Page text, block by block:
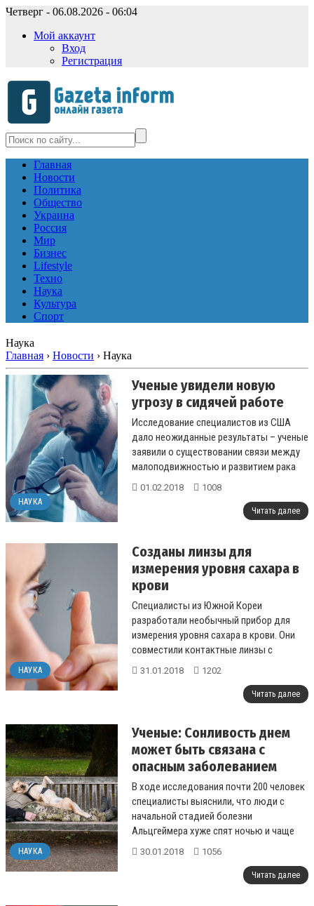
Четверг - 06.08.2026 - 06:04
Мой аккаунт
Вход
Регистрация
Главная
Новости
Политика
Общество
Украина
Россия
Мир
Бизнес
Lifestyle
Техно
Наука
Культура
Спорт
Наука
Главная › Новости › Наука
НАУКА
Ученые увидели новую
угрозу в сидячей работе
Исследование специалистов из США
дало неожиданные результаты – ученые
заявили о существовании связи между
малоподвижностью и развитием рака
органов мочевыделительной системы....
01.02.2018 1008
Читать далее
НАУКА
Созданы линзы для
измерения уровня сахара в
крови
Специалисты из Южной Кореи
разработали необычный прибор для
измерения уровня сахара в крови. Они
совместили контактные линзы с
глюкометром. Об этом сообщила
31.01.2018 1202
Читать далее
НАУКА
Ученые: Сонливость днем
может быть связана с
опасным заболеванием
В ходе исследования почти 200 человек
специалисты выяснили, что люди с
начальной стадией болезни
Альцгеймера хуже спят ночью и чаще
испытывают сонливость днем....
30.01.2018 1056
Читать далее